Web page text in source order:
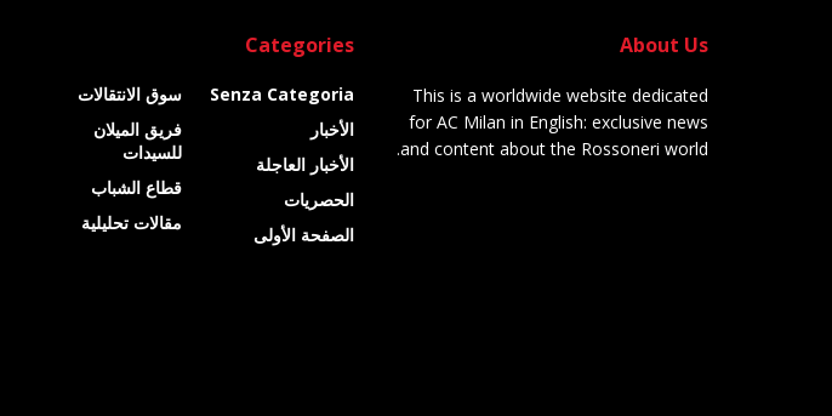
About Us
This is a worldwide website dedicated
for AC Milan in English: exclusive news
and content about the Rossoneri world.
Categories
Senza Categoria
الأخبار
الأخبار العاجلة
الحصريات
الصفحة الأولى
سوق الانتقالات
فريق الميلان
للسيدات
قطاع الشباب
مقالات تحليلية